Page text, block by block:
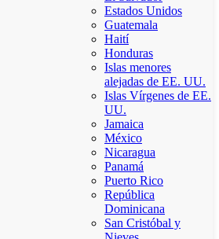
Estados Unidos
Guatemala
Haití
Honduras
Islas menores
alejadas de EE. UU.
Islas Vírgenes de EE.
UU.
Jamaica
México
Nicaragua
Panamá
Puerto Rico
República
Dominicana
San Cristóbal y